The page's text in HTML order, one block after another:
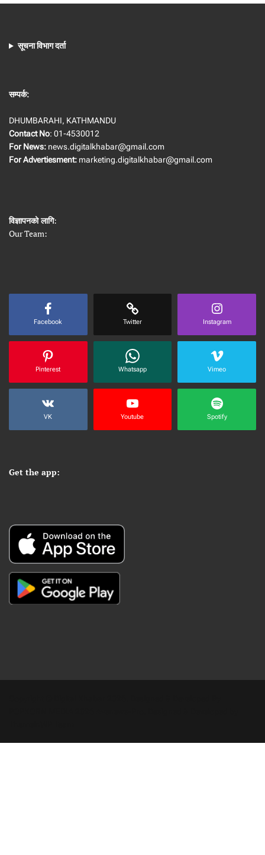
सूचना विभाग दर्ता
सम्पर्क:
DHUMBARAHI, KATHMANDU
Contact No: 01-4530012
For News: news.digitalkhabar@gmail.com
For Advertiesment: marketing.digitalkhabar@gmail.com
विज्ञापनको लागि:
Our Team:
Facebook Twitter Instagram
Pinterest Whatsapp Vimeo
VK Youtube Spotify
Get the app: